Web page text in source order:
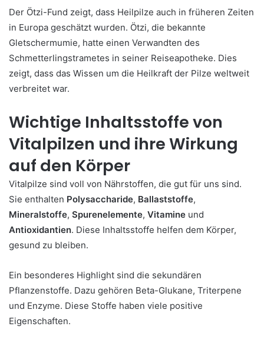
Der Ötzi-Fund zeigt, dass Heilpilze auch in früheren Zeiten
in Europa geschätzt wurden. Ötzi, die bekannte
Gletschermumie, hatte einen Verwandten des
Schmetterlingstrametes in seiner Reiseapotheke. Dies
zeigt, dass das Wissen um die Heilkraft der Pilze weltweit
verbreitet war.
Wichtige Inhaltsstoffe von
Vitalpilzen und ihre Wirkung
auf den Körper
Vitalpilze sind voll von Nährstoffen, die gut für uns sind.
Sie enthalten Polysaccharide, Ballaststoffe,
Mineralstoffe, Spurenelemente, Vitamine und
Antioxidantien. Diese Inhaltsstoffe helfen dem Körper,
gesund zu bleiben.
Ein besonderes Highlight sind die sekundären
Pflanzenstoffe. Dazu gehören Beta-Glukane, Triterpene
und Enzyme. Diese Stoffe haben viele positive
Eigenschaften.